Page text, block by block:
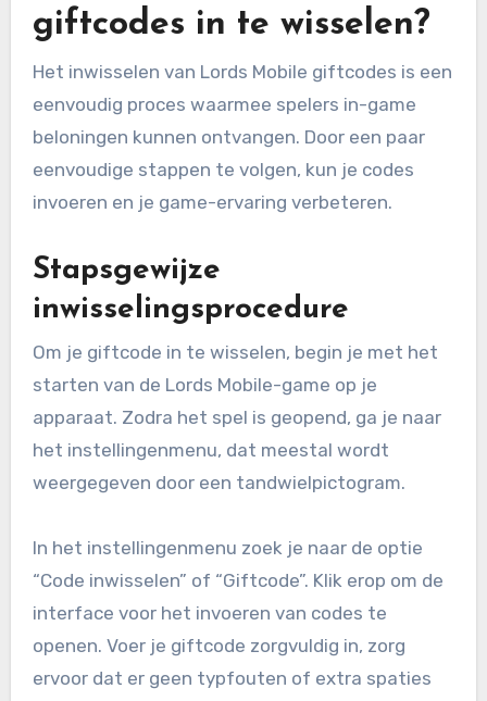
giftcodes in te wisselen?
Het inwisselen van Lords Mobile giftcodes is een
eenvoudig proces waarmee spelers in-game
beloningen kunnen ontvangen. Door een paar
eenvoudige stappen te volgen, kun je codes
invoeren en je game-ervaring verbeteren.
Stapsgewijze
inwisselingsprocedure
Om je giftcode in te wisselen, begin je met het
starten van de Lords Mobile-game op je
apparaat. Zodra het spel is geopend, ga je naar
het instellingenmenu, dat meestal wordt
weergegeven door een tandwielpictogram.
In het instellingenmenu zoek je naar de optie
“Code inwisselen” of “Giftcode”. Klik erop om de
interface voor het invoeren van codes te
openen. Voer je giftcode zorgvuldig in, zorg
ervoor dat er geen typfouten of extra spaties